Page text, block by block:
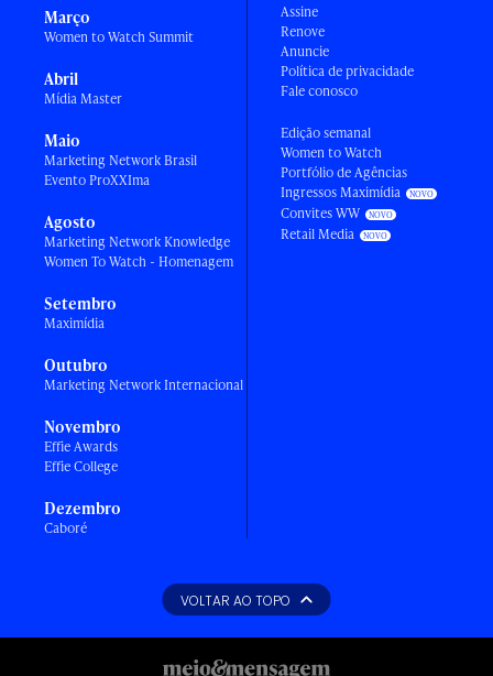
Março
Women to Watch Summit
Abril
Mídia Master
Maio
Marketing Network Brasil
Evento ProXXIma
Agosto
Marketing Network Knowledge
Women To Watch - Homenagem
Setembro
Maximídia
Outubro
Marketing Network Internacional
Novembro
Effie Awards
Effie College
Dezembro
Caboré
Assine
Renove
Anuncie
Política de privacidade
Fale conosco
Edição semanal
Women to Watch
Portfólio de Agências
Ingressos Maximídia
Convites WW
Retail Media
VOLTAR AO TOPO